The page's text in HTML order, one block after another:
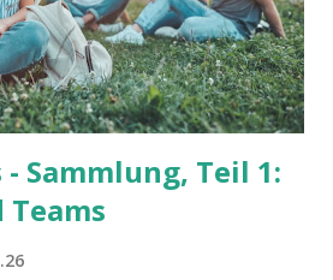
Sammlung, Teil 1: